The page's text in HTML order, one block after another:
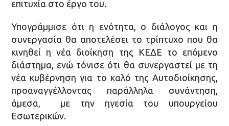
επιτυχία στο έργο του.
Υπογράμμισε ότι η ενότητα, ο διάλογος και η
συνεργασία θα αποτελέσει το τρίπτυχο που θα
κινηθεί η νέα διοίκηση της ΚΕΔΕ το επόμενο
διάστημα, ενώ τόνισε ότι θα συνεργαστεί με τη
νέα κυβέρνηση για το καλό της Αυτοδιοίκησης,
προαναγγέλλοντας παράλληλα συνάντηση,
άμεσα, με την ηγεσία του υπουργείου
Εσωτερικών.